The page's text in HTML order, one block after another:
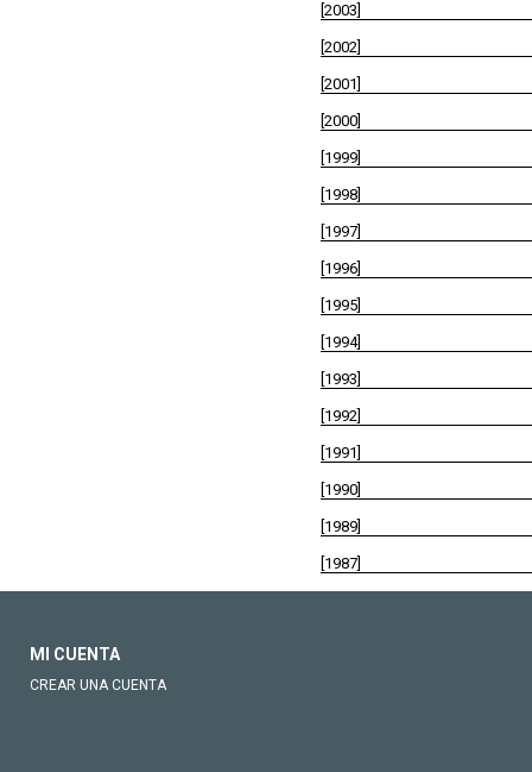
[2003]
[2002]
[2001]
[2000]
[1999]
[1998]
[1997]
[1996]
[1995]
[1994]
[1993]
[1992]
[1991]
[1990]
[1989]
[1987]
MI CUENTA
CREAR UNA CUENTA